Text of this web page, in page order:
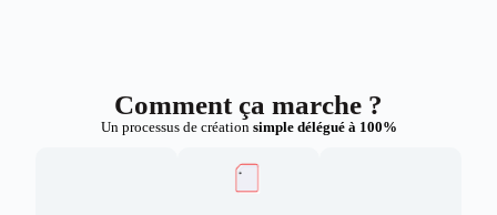
Comment ça marche ?
Un processus de création simple délégué à 100%